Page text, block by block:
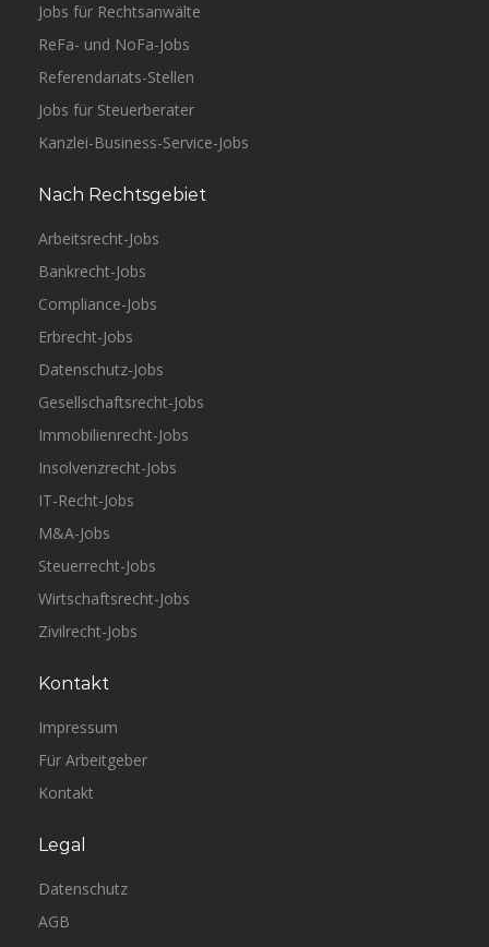
Jobs für Rechtsanwälte
ReFa- und NoFa-Jobs
Referendariats-Stellen
Jobs für Steuerberater
Kanzlei-Business-Service-Jobs
Nach Rechtsgebiet
Arbeitsrecht-Jobs
Bankrecht-Jobs
Compliance-Jobs
Erbrecht-Jobs
Datenschutz-Jobs
Gesellschaftsrecht-Jobs
Immobilienrecht-Jobs
Insolvenzrecht-Jobs
IT-Recht-Jobs
M&A-Jobs
Steuerrecht-Jobs
Wirtschaftsrecht-Jobs
Zivilrecht-Jobs
Kontakt
Impressum
Für Arbeitgeber
Kontakt
Legal
Datenschutz
AGB